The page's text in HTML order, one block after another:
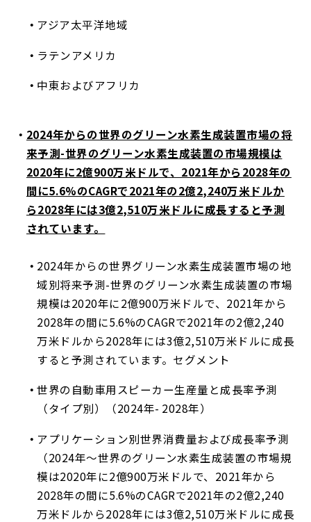
アジア太平洋地域
ラテンアメリカ
中東およびアフリカ
2024年からの世界のグリーン水素生成装置市場の将
来予測-世界のグリーン水素生成装置の市場規模は
2020年に2億900万米ドルで、2021年から2028年の
間に5.6%のCAGRで2021年の2億2,240万米ドルか
ら2028年には3億2,510万米ドルに成長すると予測
されています。
2024年からの世界グリーン水素生成装置市場の地
域別将来予測-世界のグリーン水素生成装置の市場
規模は2020年に2億900万米ドルで、2021年から
2028年の間に5.6%のCAGRで2021年の2億2,240
万米ドルから2028年には3億2,510万米ドルに成長
すると予測されています。セグメント
世界の自動車用スピーカー生産量と成長率予測
（タイプ別）（2024年- 2028年）
アプリケーション別世界消費量および成長率予測
（2024年～世界のグリーン水素生成装置の市場規
模は2020年に2億900万米ドルで、2021年から
2028年の間に5.6%のCAGRで2021年の2億2,240
万米ドルから2028年には3億2,510万米ドルに成長